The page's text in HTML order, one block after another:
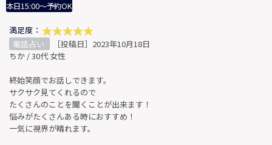
本日15:00～予約OK
満足度：
電話占い
［投稿日］2023年10月18日
ちか / 30代 女性
終始笑顔でお話しできます。
サクサク見てくれるので
たくさんのことを聞くことが出来ます！
悩みがたくさんある時におすすめ！
一気に視界が晴れます。